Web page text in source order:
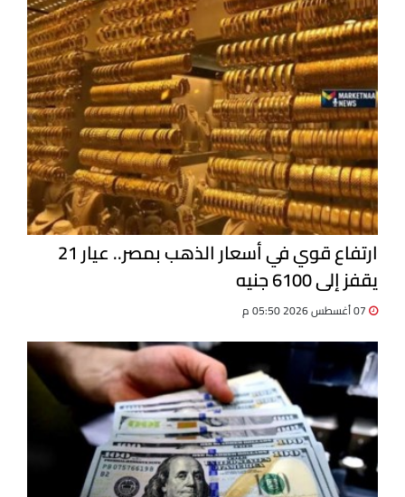
ارتفاع قوي في أسعار الذهب بمصر.. عيار 21
يقفز إلى 6100 جنيه